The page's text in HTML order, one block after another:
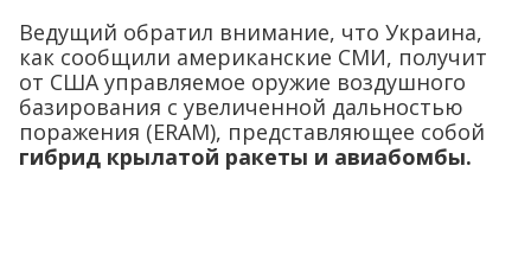
Ведущий обратил внимание, что Украина,
как сообщили американские СМИ, получит
от США управляемое оружие воздушного
базирования с увеличенной дальностью
поражения (ERAM), представляющее собой
гибрид крылатой ракеты и авиабомбы.